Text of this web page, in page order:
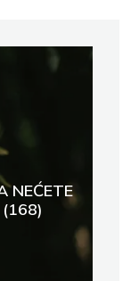
NEĆETE
(168)